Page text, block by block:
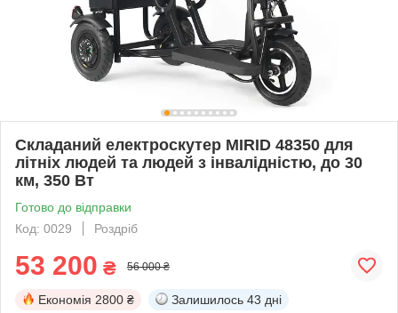
Складаний електроскутер MIRID 48350 для
літніх людей та людей з інвалідністю, до 30
км, 350 Вт
Готово до відправки
Код: 0029
Роздріб
53 200 ₴ 56 000 ₴
Економія 2800 ₴ Залишилось 43 дні